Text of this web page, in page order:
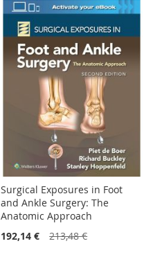
À
LISTA
DE
DESEJOS
Surgical Exposures in Foot
and Ankle Surgery: The
Anatomic Approach
192,14 €
213,48 €